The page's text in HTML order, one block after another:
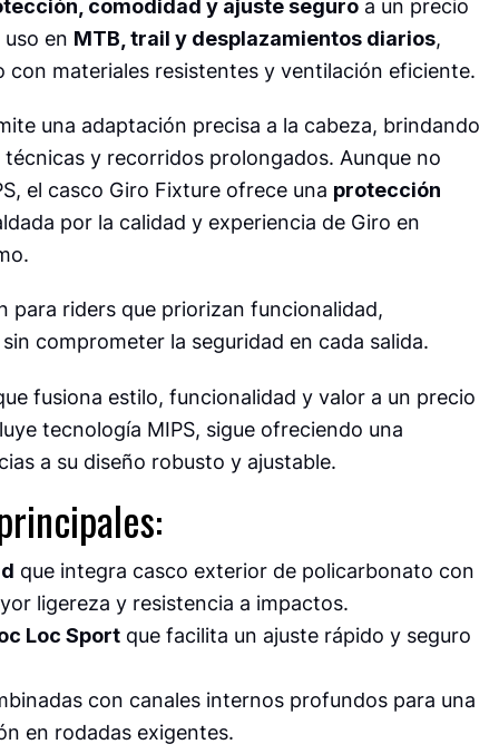
comodidad y ajuste seguroa un precio
en MTB, trail y desplazamientos diarios,
con materiales resistentes y ventilación eficiente.
una adaptación precisa a la cabeza, brindando
y recorridos prolongados. Aunque no
el casco Giro Fixture ofrece una protección
por la calidad y experiencia de Giro en
para riders que priorizan funcionalidad,
comprometer la seguridad en cada salida.
fusiona estilo, funcionalidad y valor a un precio
tecnología MIPS, sigue ofreciendo una
a su diseño robusto y ajustable.
que integra casco exterior de policarbonato con
ligereza y resistencia a impactos.
Loc Sportque facilita un ajuste rápido y seguro
con canales internos profundos para una
en rodadas exigentes.